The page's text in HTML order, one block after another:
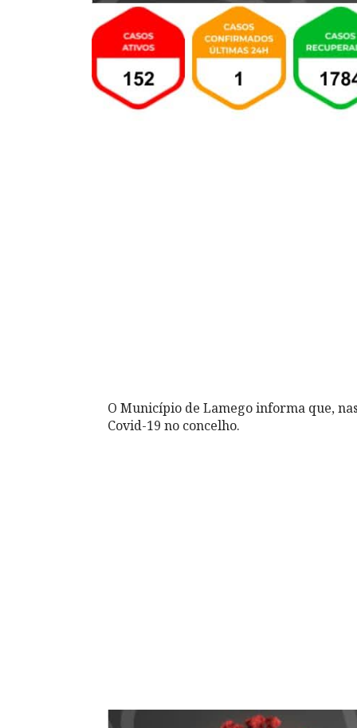
O Município de Lamego informa que,
Covid-19 no concelho.